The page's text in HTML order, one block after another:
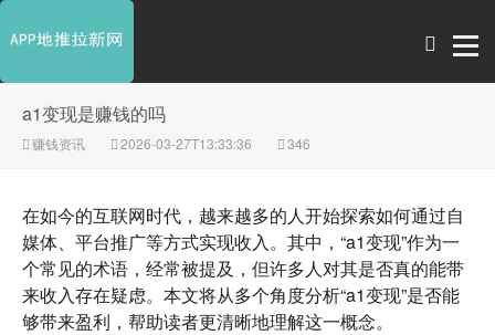
a1变现是赚钱的吗
赚钱资讯 2026-03-27T13:33:36 346
在如今的互联网时代，越来越多的人开始探索如何通过自
媒体、平台推广等方式实现收入。其中，“a1变现”作为一
个常见的术语，经常被提及，但许多人对其是否真的能带
来收入存在疑虑。本文将从多个角度分析“a1变现”是否能
够带来盈利，帮助读者更清晰地理解这一概念。